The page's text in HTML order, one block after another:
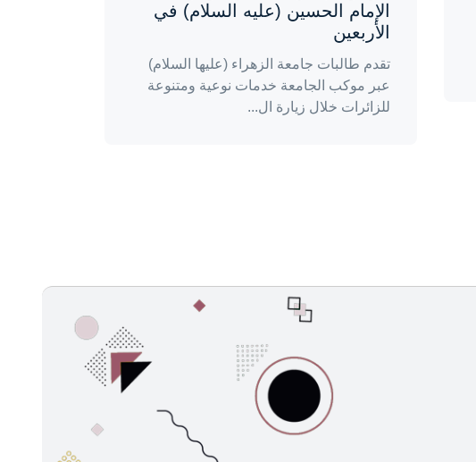
الإمام الحسين (عليه السلام) في
الأربعين
تقدم طالبات جامعة الزهراء (عليها السلام)
عبر موكب الجامعة خدمات نوعية ومتنوعة
للزائرات خلال زيارة ال...